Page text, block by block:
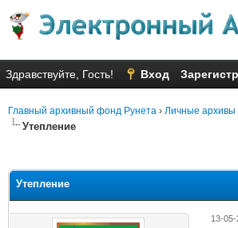
Здравствуйте, Гость! Вход
Главный архивный фонд Рунета › Личные архивы
Утепление
Утепление
13-